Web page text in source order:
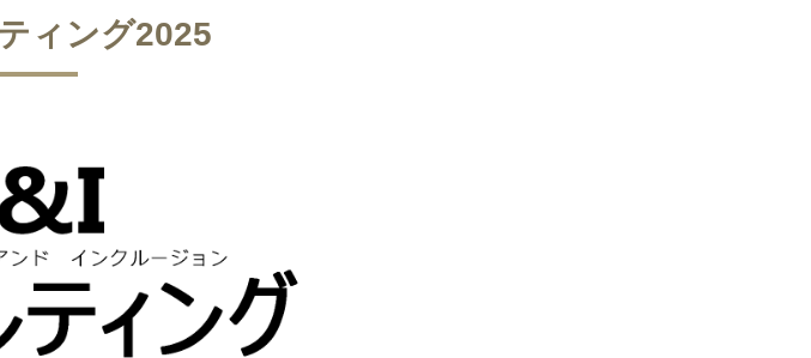
ィング2025